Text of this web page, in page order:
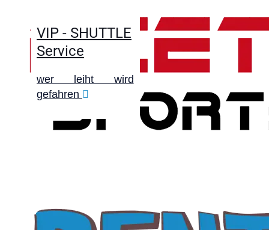
VIP - SHUTTLE
Service
wer leiht wird
gefahren